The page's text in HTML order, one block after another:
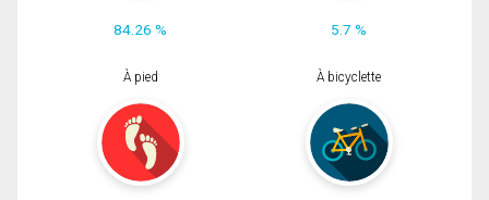
84.26 % 5.7 %
À pied À bicyclette